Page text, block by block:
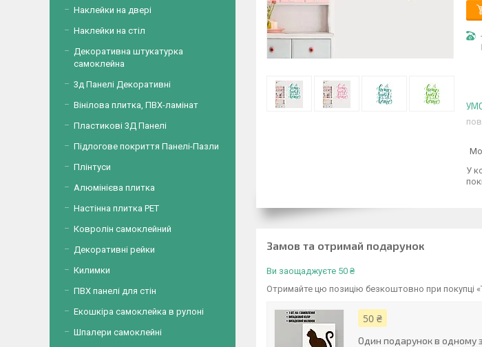
У
Замов та отримай подарунок
Ви заощаджуєте 50 ₴
Отримайте цю позицію безкоштовно при покупці
50 ₴
Один подарунок в одному
Наклейки на двері
Наклейки на стіл
Декоративна штукатурка
самоклейна
3д Панелі Декоративні
Вінілова плитка, ПВХ-ламінат
Пластикові 3Д Панелі
Підлогове покриття Панелі-Пазли
Плінтуси
Алюмінієва плитка
Настінна плитка PET
Ковролін самоклейний
Декоративні рейки
Килимки
ПВХ панелі для стін
Екошкіра самоклейка в рулоні
Шпалери самоклейні